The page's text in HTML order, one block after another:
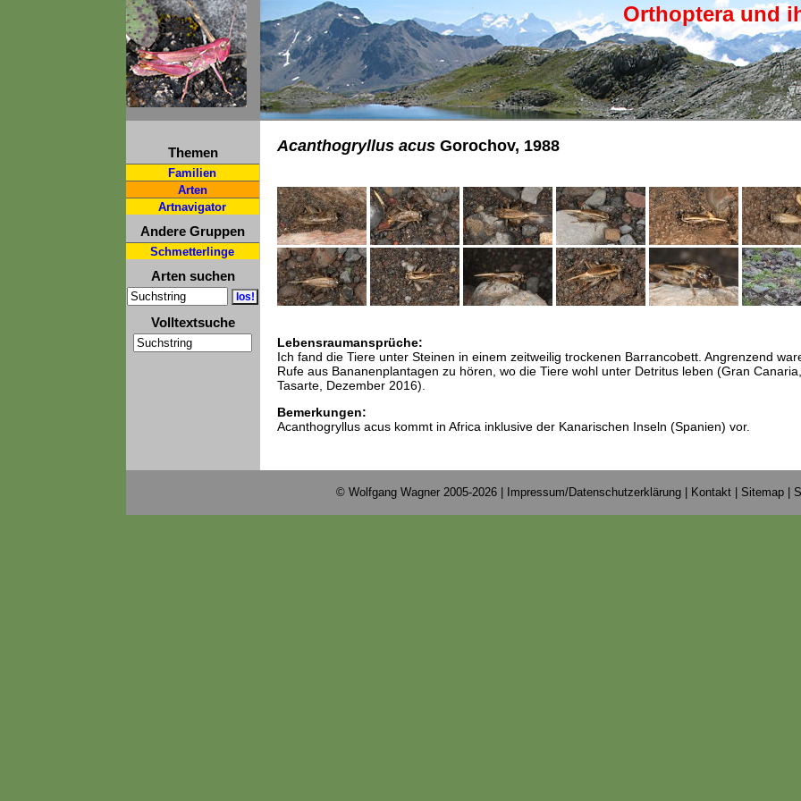
Orthoptera und
Themen
Familien
Arten
Artnavigator
Andere Gruppen
Schmetterlinge
Arten suchen
Volltextsuche
Acanthogryllus acusGorochov, 1988
Lebensraumansprüche:
Ich fand die Tiere unter Steinen in einem zeitweilig trockenen Barrancobett. Angrenzend
Rufe aus Bananenplantagen zu hören, wo die Tiere wohl unter Detritus leben (Gran Canaria,
Tasarte, Dezember 2016).
Bemerkungen:
Acanthogryllus acus kommt in Africa inklusive der Kanarischen Inseln (Spanien) vor.
© Wolfgang Wagner 2005-2026 | Impressum/Datenschutzerklärung Kontakt Sitemap